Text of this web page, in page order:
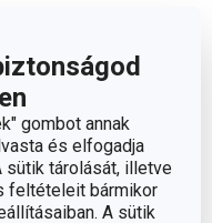
gombot annak
és elfogadja
sütik tárolását, illetve
feltételeit bármikor
A sütik
egy
formát?